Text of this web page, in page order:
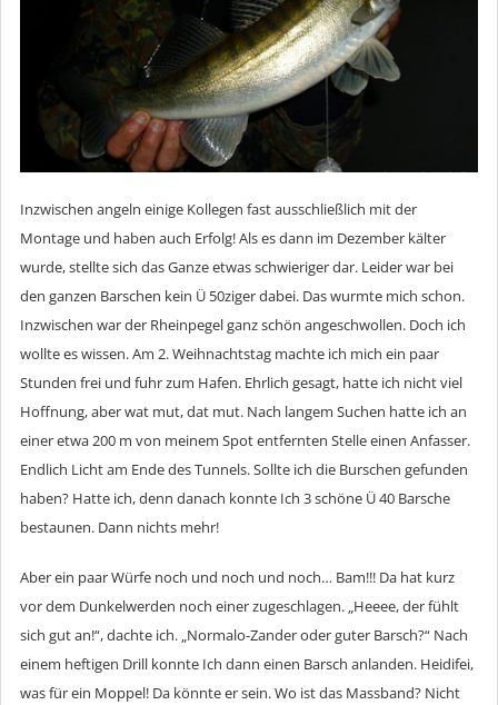
Inzwischen angeln einige Kollegen fast ausschließlich mit der
Montage und haben auch Erfolg! Als es dann im Dezember kälter
wurde, stellte sich das Ganze etwas schwieriger dar. Leider war bei
den ganzen Barschen kein Ü 50ziger dabei. Das wurmte mich schon.
Inzwischen war der Rheinpegel ganz schön angeschwollen. Doch ich
wollte es wissen. Am 2. Weihnachtstag machte ich mich ein paar
Stunden frei und fuhr zum Hafen. Ehrlich gesagt, hatte ich nicht viel
Hoffnung, aber wat mut, dat mut. Nach langem Suchen hatte ich an
einer etwa 200 m von meinem Spot entfernten Stelle einen Anfasser.
Endlich Licht am Ende des Tunnels. Sollte ich die Burschen gefunden
haben? Hatte ich, denn danach konnte Ich 3 schöne Ü 40 Barsche
bestaunen. Dann nichts mehr!
Aber ein paar Würfe noch und noch und noch… Bam!!! Da hat kurz
vor dem Dunkelwerden noch einer zugeschlagen. „Heeee, der fühlt
sich gut an!“, dachte ich. „Normalo-Zander oder guter Barsch?“ Nach
einem heftigen Drill konnte Ich dann einen Barsch anlanden. Heidifei,
was für ein Moppel! Da könnte er sein. Wo ist das Massband? Nicht